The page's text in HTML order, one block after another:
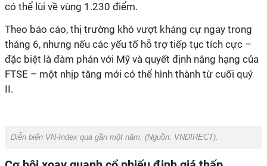
có thể lùi về vùng 1.230 điểm.
Theo báo cáo, thị trường khó vượt kháng cự ngay trong
tháng 6, nhưng nếu các yếu tố hỗ trợ tiếp tục tích cực –
đặc biệt là đàm phán với Mỹ và quyết định nâng hạng của
FTSE – một nhịp tăng mới có thể hình thành từ cuối quý
II.
Diễn biến VN-Index qua gần một năm. (Nguồn: VNDIRECT).